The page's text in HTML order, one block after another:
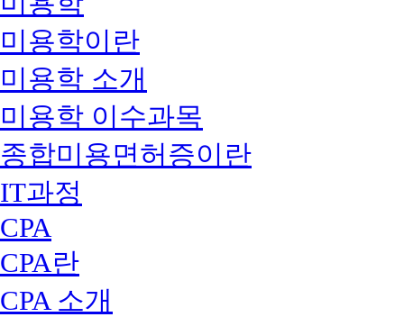
미용학이란
미용학 소개
미용학 이수과목
종합미용면허증이란
IT과정
CPA
CPA란
CPA 소개